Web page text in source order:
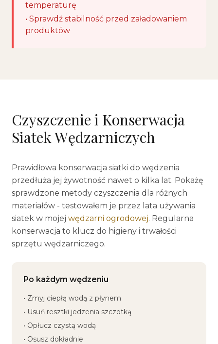
temperaturę
• Sprawdź stabilność przed załadowaniem
produktów
Czyszczenie i Konserwacja
Siatek Wędzarniczych
Prawidłowa konserwacja siatki do wędzenia
przedłuża jej żywotność nawet o kilka lat. Pokażę
sprawdzone metody czyszczenia dla różnych
materiałów - testowałem je przez lata używania
siatek w mojej wędzarni ogrodowej. Regularna
konserwacja to klucz do higieny i trwałości
sprzętu wędzarniczego.
Po każdym wędzeniu
• Zmyj ciepłą wodą z płynem
• Usuń resztki jedzenia szczotką
• Opłucz czystą wodą
• Osusz dokładnie